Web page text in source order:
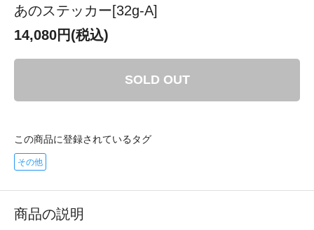
あのステッカー[32g-A]
14,080円(税込)
SOLD OUT
この商品に登録されているタグ
その他
商品の説明